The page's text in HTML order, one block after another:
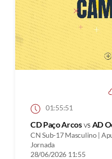
01:55:51
CD Paço Arcosvs AD
CN Sub-17 Masculino |
Jornada
28/06/2026 11:55